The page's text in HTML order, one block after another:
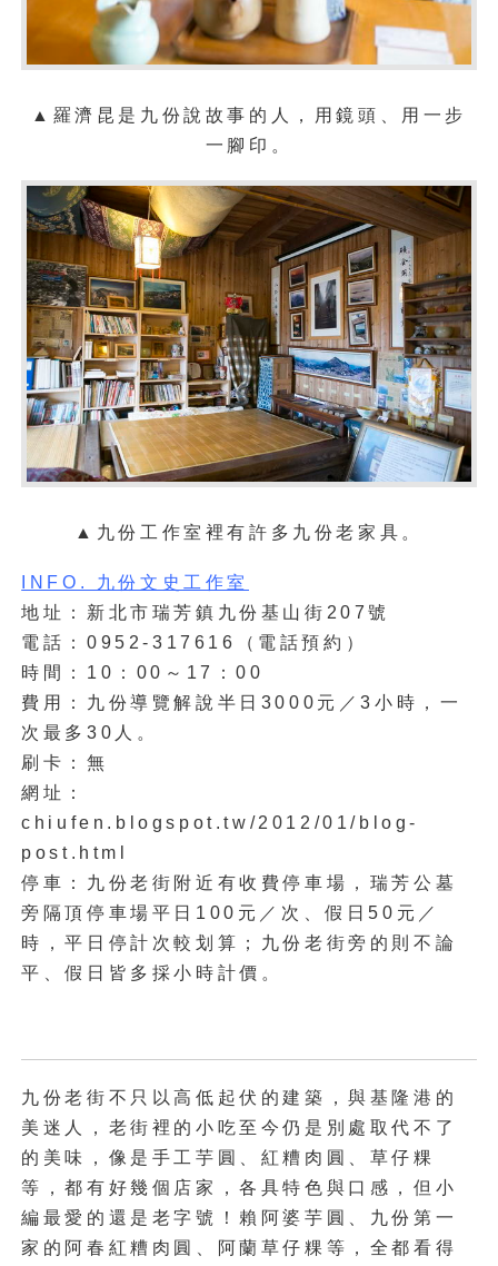
▲ 羅濟昆是九份說故事的人，用鏡頭、用一步
一腳印。
▲ 九份工作室裡有許多九份老家具。
INFO. 九份文史工作室
地址：新北市瑞芳鎮九份基山街207號
電話：0952-317616（電話預約）
時間：10：00～17：00
費用：九份導覽解說半日3000元／3小時，一
次最多30人。
刷卡：無
網址：
chiufen.blogspot.tw/2012/01/blog-
post.html
停車：九份老街附近有收費停車場，瑞芳公墓
旁隔頂停車場平日100元／次、假日50元／
時，平日停計次較划算；九份老街旁的則不論
平、假日皆多採小時計價。
九份老街不只以高低起伏的建築，與基隆港的
美迷人，老街裡的小吃至今仍是別處取代不了
的美味，像是手工芋圓、紅糟肉圓、草仔粿
等，都有好幾個店家，各具特色與口感，但小
編最愛的還是老字號！賴阿婆芋圓、九份第一
家的阿春紅糟肉圓、阿蘭草仔粿等，全都看得